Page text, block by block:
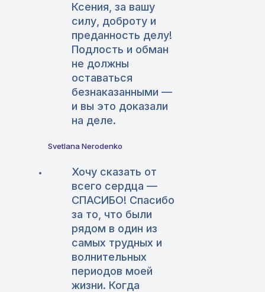
Ксения, за вашу
силу, доброту и
преданность делу!
Подлость и обман
не должны
оставаться
безнаказанными —
и вы это доказали
на деле.
Svetlana Nerodenko
Хочу сказать от
всего сердца —
СПАСИБО! Спасибо
за то, что были
рядом в один из
самых трудных и
волнительных
периодов моей
жизни. Когда